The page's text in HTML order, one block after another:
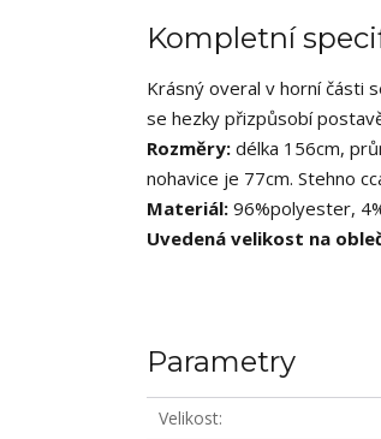
Kompletní
Krásný overal v horní části
se hezky přizpůsobí
Rozměry: délka 156cm,
nohavice je 77cm. Stehno
Materiál: 96%polyester,
Uvedená velikost na
Parametry
Velikost